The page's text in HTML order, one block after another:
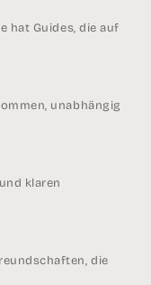
hat Guides, die auf
unabhängig
klaren
die